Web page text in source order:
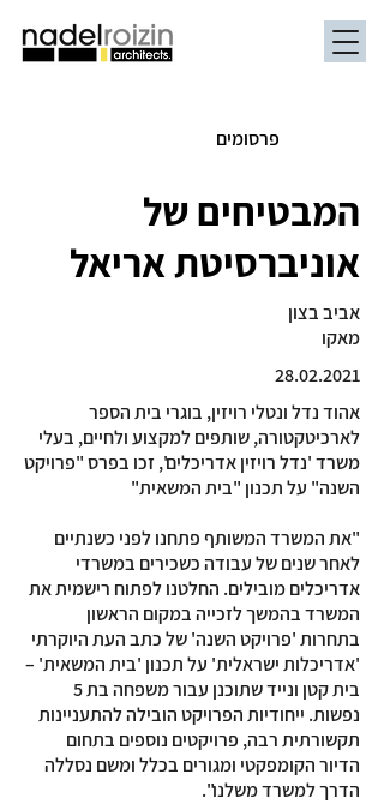
פרסומים
המבטיחים של
אוניברסיטת אריאל
אביב בצון
מאקו
28.02.2021
אהוד נדל ונטלי רויזין, בוגרי בית הספר
לארכיטקטורה, שותפים למקצוע ולחיים, בעלי
משרד 'נדל רויזין אדריכלים', זכו בפרס "פרויקט
השנה" על תכנון "בית המשאית"
"את המשרד המשותף פתחנו לפני כשנתיים
לאחר שנים של עבודה כשכירים במשרדי
אדריכלים מובילים. החלטנו לפתוח רישמית את
המשרד בהמשך לזכייה במקום הראשון
בתחרות 'פרויקט השנה' של כתב העת היוקרתי
'אדריכלות ישראלית' על תכנון 'בית המשאית' –
בית קטן ונייד שתוכנן עבור משפחה בת 5
נפשות. ייחודיות הפרויקט הובילה להתעניינות
תקשורתית רבה, פרויקטים נוספים בתחום
הדיור הקומפקטי ומגורים בכלל ומשם נסללה
הדרך למשרד משלנו".